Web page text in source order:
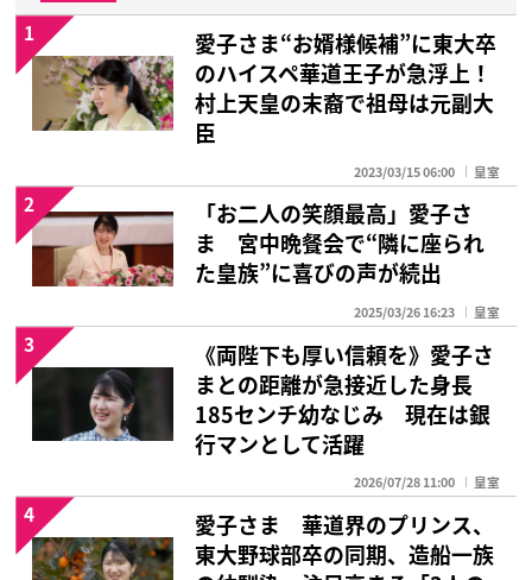
愛子さま“お婿様候補”に東大卒
のハイスペ華道王子が急浮上！
村上天皇の末裔で祖母は元副大
臣
2023/03/15 06:00 皇室
1
「お二人の笑顔最高」愛子さ
ま 宮中晩餐会で“隣に座られ
た皇族”に喜びの声が続出
2025/03/26 16:23 皇室
2
《両陛下も厚い信頼を》愛子さ
まとの距離が急接近した身長
185センチ幼なじみ 現在は銀
行マンとして活躍
2026/07/28 11:00 皇室
3
愛子さま 華道界のプリンス、
東大野球部卒の同期、造船一族
4